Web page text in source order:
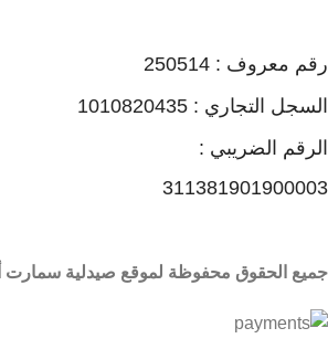
رقم معروف : 250514
السجل التجاري : 1010820435
الرقم الضريبي :
311381901900003
جميع الحقوق محفوظة لموقع صيدلية سمارت أبل